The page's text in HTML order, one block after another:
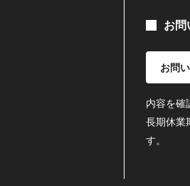
お問
お問
内容を確
長期休業
す。